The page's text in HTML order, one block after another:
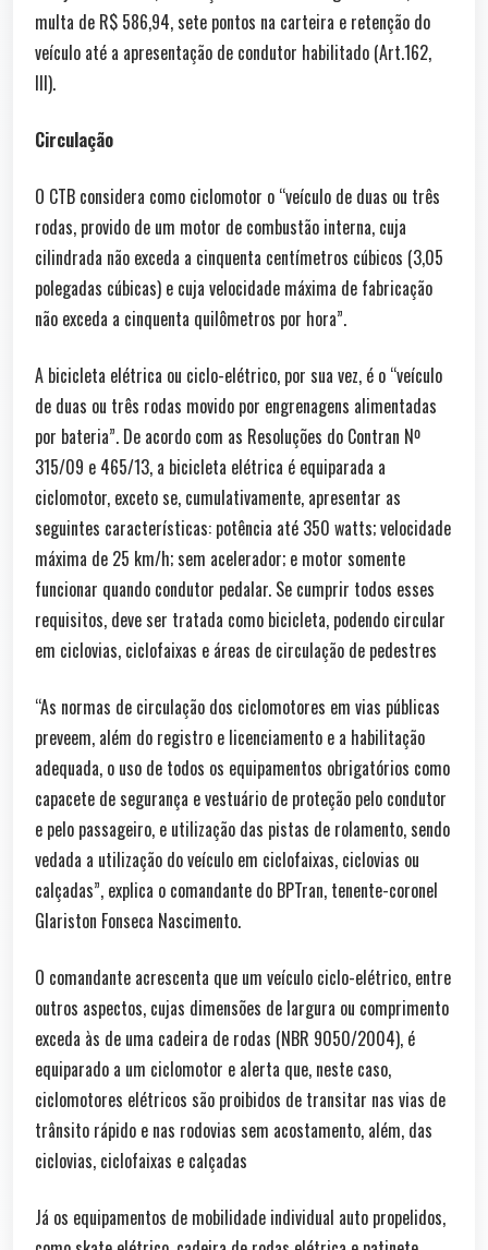
multa de R$ 586,94, sete pontos na carteira e retenção do
veículo até a apresentação de condutor habilitado (Art.162,
III).
Circulação
O CTB considera como ciclomotor o “veículo de duas ou três
rodas, provido de um motor de combustão interna, cuja
cilindrada não exceda a cinquenta centímetros cúbicos (3,05
polegadas cúbicas) e cuja velocidade máxima de fabricação
não exceda a cinquenta quilômetros por hora”.
A bicicleta elétrica ou ciclo-elétrico, por sua vez, é o “veículo
de duas ou três rodas movido por engrenagens alimentadas
por bateria”. De acordo com as Resoluções do Contran Nº
315/09 e 465/13, a bicicleta elétrica é equiparada a
ciclomotor, exceto se, cumulativamente, apresentar as
seguintes características: potência até 350 watts; velocidade
máxima de 25 km/h; sem acelerador; e motor somente
funcionar quando condutor pedalar. Se cumprir todos esses
requisitos, deve ser tratada como bicicleta, podendo circular
em ciclovias, ciclofaixas e áreas de circulação de pedestres
“As normas de circulação dos ciclomotores em vias públicas
preveem, além do registro e licenciamento e a habilitação
adequada, o uso de todos os equipamentos obrigatórios como
capacete de segurança e vestuário de proteção pelo condutor
e pelo passageiro, e utilização das pistas de rolamento, sendo
vedada a utilização do veículo em ciclofaixas, ciclovias ou
calçadas”, explica o comandante do BPTran, tenente-coronel
Glariston Fonseca Nascimento.
O comandante acrescenta que um veículo ciclo-elétrico, entre
outros aspectos, cujas dimensões de largura ou comprimento
exceda às de uma cadeira de rodas (NBR 9050/2004), é
equiparado a um ciclomotor e alerta que, neste caso,
ciclomotores elétricos são proibidos de transitar nas vias de
trânsito rápido e nas rodovias sem acostamento, além, das
ciclovias, ciclofaixas e calçadas
Já os equipamentos de mobilidade individual auto propelidos,